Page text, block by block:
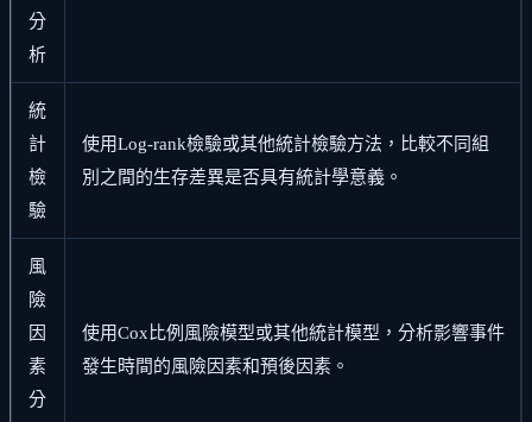
分
析
統
計
檢
驗
使用Log-rank檢驗或其他統計檢驗方法，比較不同組
別之間的生存差異是否具有統計學意義。
風
險
因
素
分
使用Cox比例風險模型或其他統計模型，分析影響事件
發生時間的風險因素和預後因素。